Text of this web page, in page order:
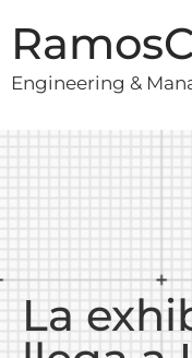
Engineering &
La